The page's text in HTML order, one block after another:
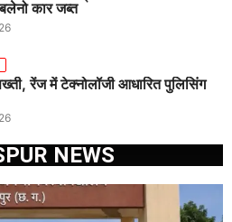
कार जब्त
रेंज में टेक्नोलॉजी आधारित पुलिसिंग
NEWS